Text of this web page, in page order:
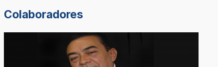
Colaboradores